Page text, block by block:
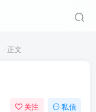
正文
关注 私信